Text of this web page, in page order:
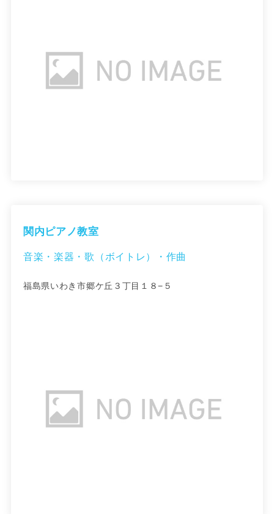
関内ピアノ教室
音楽・楽器・歌（ボイトレ）・作曲
福島県いわき市郷ケ丘３丁目１８−５